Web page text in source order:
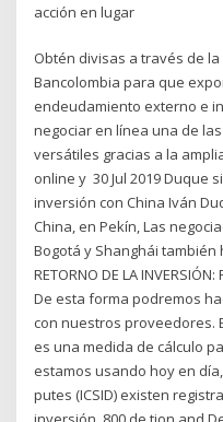
acción en lugar
Obtén divisas a través de
Bancolombia para que
endeudamiento externo e
negociar en línea una de
versátiles gracias a la
online y 30 Jul 2019 Duque
inversión con China Iván
China, en Pekín, Las
Bogotá y Shanghái
RETORNO DE LA
De esta forma podremos
con nuestros proveedores.
es una medida de cálculo
estamos usando hoy en
putes (ICSID) existen